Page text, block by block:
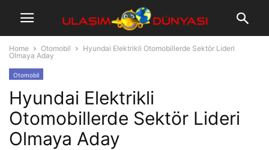
Home Otomobil
Hyundai Elektrikli Otomobillerde Sektör Lideri
Olmaya Aday
Otomobil
Hyundai Elektrikli
Otomobillerde Sektör Lideri
Olmaya Aday